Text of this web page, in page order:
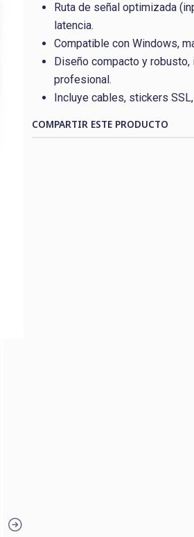
Ruta de señal optimizada
latencia.
Compatible con Windows,
Diseño compacto y
profesional.
Incluye cables, stickers
COMPARTIR ESTE PRODUCTO